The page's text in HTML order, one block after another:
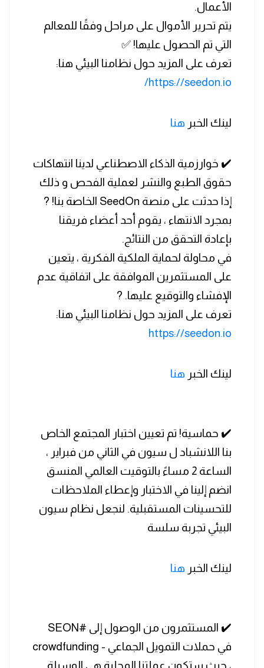
الأعمال.
يتم تحرير الأموال على مراحل وفقًا للمعالم
التي تم الحصول عليها! ✅
تعرف على المزيد حول نظامنا البيئي هنا:
https://seedon.io/
لينك الخبر هنا
✔️ خوارزمية الذكاء الاصطناعي لدينا انتهاكات
حقوق الطبع والنشر لعملية الفحص و ذلك
إذا حدثت على منصة SeedOn الخاصة بنا! ?
بمجرد الانتهاء ، يقوم أحد أعضاء فريقنا
بإعادة التحقق من النتائج.
في محاولة لحماية الملكية الفكرية ، يتعين
على المستثمرين الموافقة على اتفاقية عدم
الإفشاء والتوقيع عليها. ?
تعرف على المزيد حول نظامنا البيئي هنا:
https://seedon.io
لينك الخبر هنا
✔️ حماسية! تم تعيين اختبار المجتمع الخاص
بنا اللانشباد ل سيون في الثاني من فبراير ،
الساعة 2 مساءً بالتوقيت العالمي المنسق
انضم إلينا في الاختبار وإعطاء الملاحظات
للتحسينات المستقبلية. لنجعل نظام سيون
البيئي تجربة سلسة
لينك الخبر هنا
✔️ المستثمرون من الوصول إلى #SEON
في حملات التمويل الجماعي - crowdfunding
، حيث ستكون عملتنا المحلية هي الوسيلة